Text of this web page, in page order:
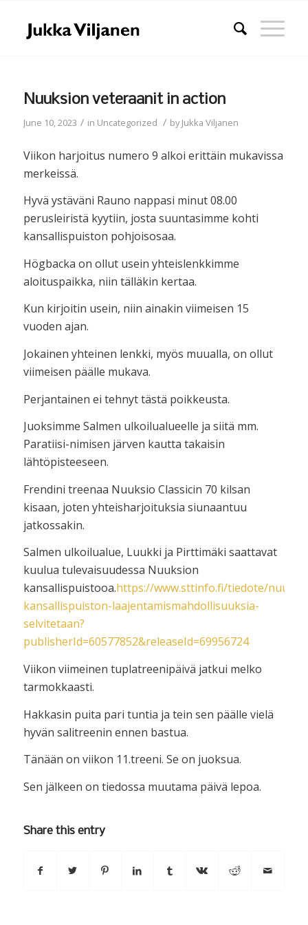
Nuuksion veteraanit in action
June 10, 2023 / in Uncategorized / byJukka Viljanen
Viikon harjoitus numero 9 alkoi erittäin mukavissa
merkeissä.
Hyvä ystäväni Rauno nappasi minut 08.00
perusleiristä kyytiin, josta suuntasimme kohti
kansallispuiston pohjoisosaa.
Högbacka on ollut usein yhteislenkkimme
aloituspaikka, niin tälläkin kertaa.
Kun kirjoitin usein, niin ainakin viimeisen 15
vuoden ajan.
Jokainen yhteinen lenkki, myös muualla, on ollut
viimeisen päälle mukava.
Perjantainen ei tehnyt tästä poikkeusta.
Juoksimme Salmen ulkoilualueelle ja siitä mm.
Paratiisi-nimisen järven kautta takaisin
lähtöpisteeseen.
Frendini treenaa Nuuksio Classicin 70 kilsan
kisaan, joten yhteisharjoituksia siunaantuu
jatkossakin.
Salmen ulkoilualue, Luukki ja Pirttimäki saattavat
kuulua tulevaisuudessa Nuuksion
kansallispuistooa.https://www.sttinfo.fi/tiedote/
kansallispuiston-laajentamismahdollisuuksia-
selvitetaan?
publisherId=60577852&releaseId=69956724
Viikon viimeinen tuplatreenipäivä jatkui melko
tarmokkaasti.
Hakkasin puita pari tuntia ja tein sen päälle vielä
hyvän salitreenin ennen bastua.
Tänään on viikon 11.treeni. Se on juoksua.
Sen jälkeen on tiedossa muutama päivä lepoa.
Share this entry